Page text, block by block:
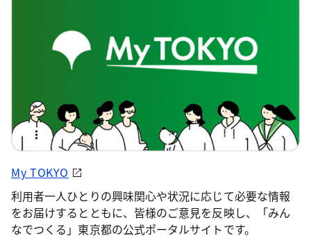
My TOKYO
利用者一人ひとりの興味関心や状況に応じて必要な情報
をお届けするとともに、皆様のご意見を反映し、「みん
なでつくる」東京都の公式ポータルサイトです。